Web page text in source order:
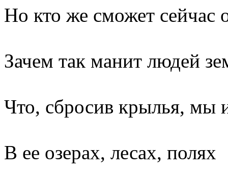
Но кто же сможет сейчас
Зачем так манит людей
Что, сбросив крылья, мы
В ее озерах, лесах, полях